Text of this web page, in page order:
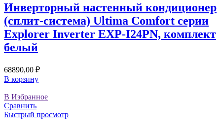
Инверторный настенный кондиционер
(сплит-система) Ultima Comfort серии
Explorer Inverter EXP-I24PN, комплект
белый
68890,00 ₽
В корзину
В Избранное
Сравнить
Быстрый просмотр